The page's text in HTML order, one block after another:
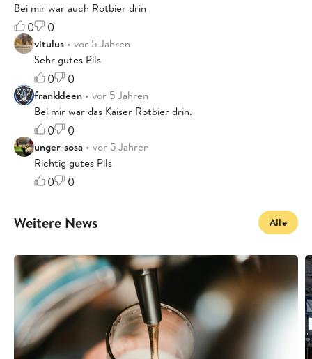
Bei mir war auch Rotbier drin
0 0
vitulus • vor 5 Jahren
Sehr gutes Pils
0 0
frankkleen • vor 5 Jahren
Bei mir war das Kaiser Rotbier drin.
0 0
unger-sosa • vor 5 Jahren
Richtig gutes Pils
0 0
Weitere News Alle